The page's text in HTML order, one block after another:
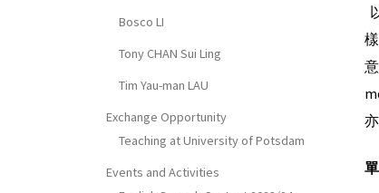
Bosco LI
Tony CHAN Sui Ling
Tim Yau-man LAU
Exchange Opportunity
Teaching at University of Potsdam
Events and Activities